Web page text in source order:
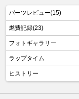
パーツレビュー(15)
燃費記録(23)
フォトギャラリー
ラップタイム
ヒストリー